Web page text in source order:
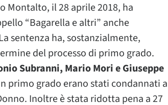
Montalto, il 28 aprile 2018, ha
“Bagarella e altri” anche
sentenza ha, sostanzialmente,
del processo di primo grado.
Subranni, Mario Mori e Giuseppe
primo grado erano stati condannati a
Inoltre è stata ridotta pena a 27